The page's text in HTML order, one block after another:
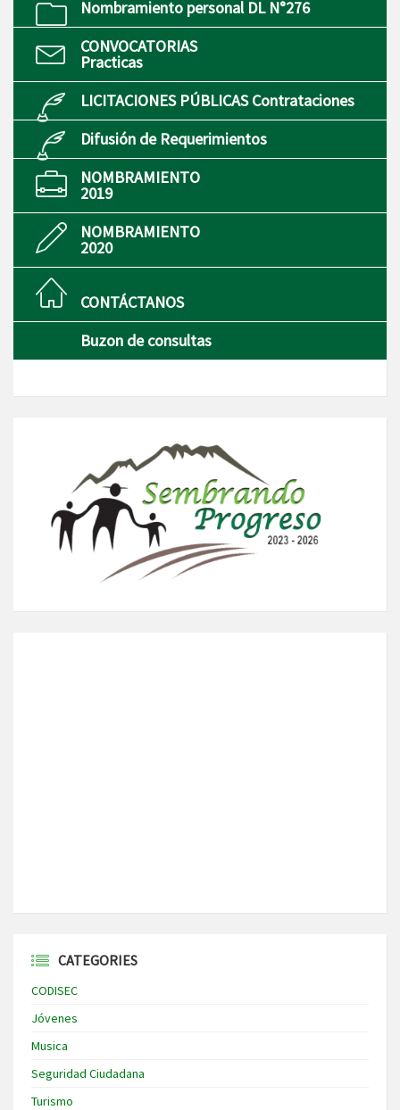
Nombramiento personal DL N°276
CONVOCATORIAS
Practicas
LICITACIONES PÚBLICAS Contrataciones
Difusión de Requerimientos
NOMBRAMIENTO
2019
NOMBRAMIENTO
2020
CONTÁCTANOS
Buzon de consultas
CATEGORIES
CODISEC
Jóvenes
Musica
Seguridad Ciudadana
Turismo